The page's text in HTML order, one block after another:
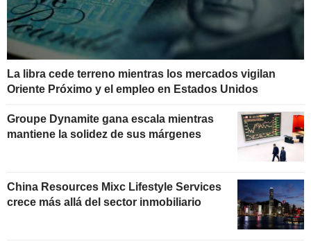
La libra cede terreno mientras los mercados vigilan
Oriente Próximo y el empleo en Estados Unidos
Groupe Dynamite gana escala mientras
mantiene la solidez de sus márgenes
China Resources Mixc Lifestyle Services
crece más allá del sector inmobiliario